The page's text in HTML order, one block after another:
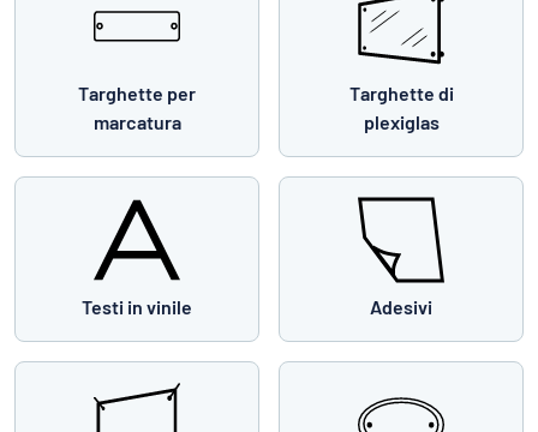
Targhette per
marcatura
Targhette di
plexiglas
Testi in vinile Adesivi